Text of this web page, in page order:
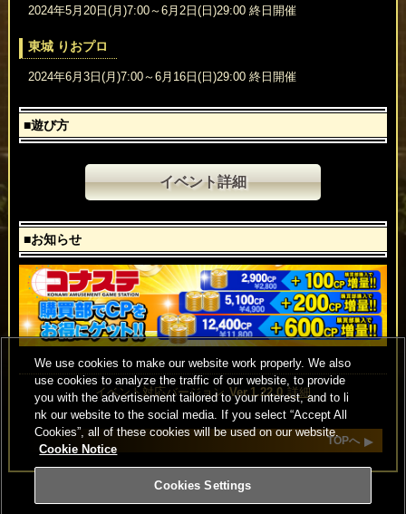
2024年5月20日(月)7:00～6月2日(日)29:00 終日開催
東城 りおプロ
2024年6月3日(月)7:00～6月16日(日)29:00 終日開催
■遊び方
イベント詳細
■お知らせ
イベント対応バージョン Ver.1.22.0 詳細
TOPへ
We use cookies to make our website work properly. We also
use cookies to analyze the traffic of our website, to provide
you with the advertisement tailored to your interest, and to li
nk our website to the social media. If you select “Accept All
Cookies”, all of these cookies will be used on our website.
Cookie Notice
Cookies Settings